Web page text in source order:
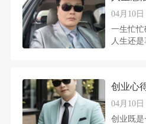
04月10日
一生忙
人生还
创业心
04月10日
创业既